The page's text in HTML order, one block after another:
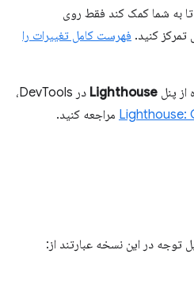
به شما کمک کند فقط روی
کنید. فهرست کامل تغییرات را
از پنل Lighthouse
در DevTools،
Lighthouse: مراجعه کنید.
توجه در این نسخه عبارتند از: